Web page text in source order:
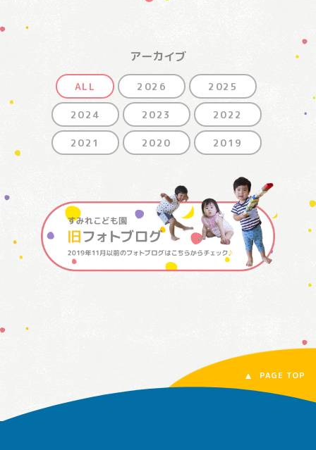
アーカイブ
ALL 2026 2025
2024 2023 2022
2021 2020 2019
PAGE TOP